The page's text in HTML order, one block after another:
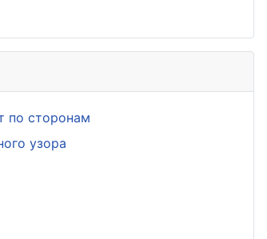
по сторонам
узора